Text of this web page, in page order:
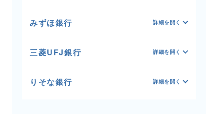
みずほ銀行
三菱UFJ銀行
りそな銀行